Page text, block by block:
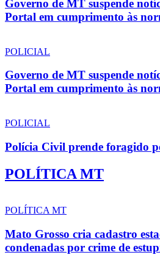
Governo de MT suspende
Portal em cumprimento às
POLICIAL
Governo de MT suspende
Portal em cumprimento às
POLICIAL
Polícia Civil prende foragido
POLÍTICA MT
POLÍTICA MT
Mato Grosso cria cadastro
condenadas por crime de